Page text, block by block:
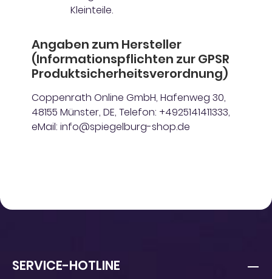
Kleinteile.
Angaben zum Hersteller
(Informationspflichten zur GPSR
Produktsicherheitsverordnung)
Coppenrath Online GmbH, Hafenweg 30,
48155 Münster, DE, Telefon: +4925141411333,
eMail: info@spiegelburg-shop.de
SERVICE-HOTLINE